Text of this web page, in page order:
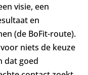
visie, een
en
(de BoFit-route).
niets de keuze
dat goed